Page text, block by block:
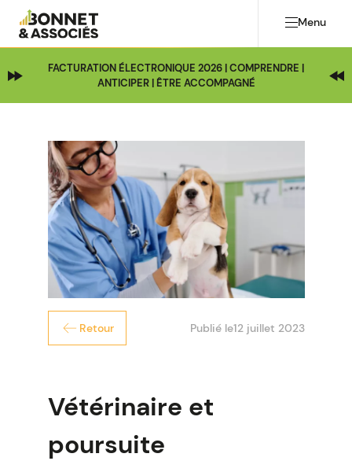
Menu
FACTURATION ÉLECTRONIQUE 2026 | COMPRENDRE |
ANTICIPER | ÊTRE ACCOMPAGNÉ
Retour Publié le12 juillet 2023
Vétérinaire et
poursuite